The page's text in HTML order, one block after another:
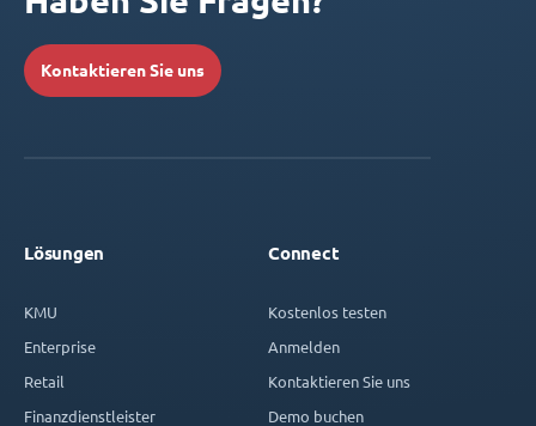
Kontaktieren Sie uns
Lösungen
KMU
Enterprise
Retail
Finanzdienstleister
Connect
Kostenlos testen
Anmelden
Kontaktieren Sie uns
Demo buchen